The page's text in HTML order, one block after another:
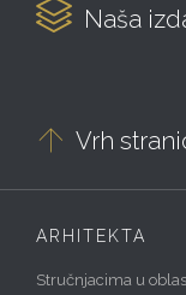
 Naša
 Vrh
ARHITEKTA
Stručnjacima u